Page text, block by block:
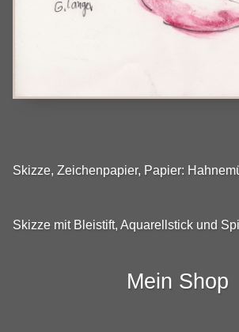
Skizze, Zeichenpapier, Papier:
Skizze mit Bleistift, Aquarellstick und
Mein Shop